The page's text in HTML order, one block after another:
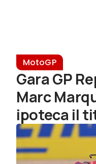
MotoGP
Gara GP
Marc
ipoteca il